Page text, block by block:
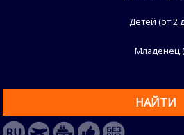
Детей (от 2
Младенец
НАЙТИ